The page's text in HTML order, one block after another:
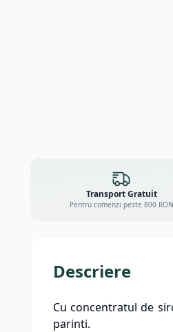
Transport Gratuit
Pentru comenzi peste 800 RON
Descriere
Cu concentratul de
parinti.